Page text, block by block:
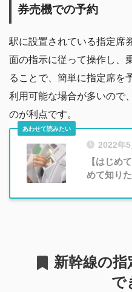
券売機での予約
駅に設置されている指定席
面の指示に従って操作し、
ることで、簡単に指定席を
利用可能な場合が多いので
のが利点です。
2022年5
【はじめ
めて知り
新幹線の
で